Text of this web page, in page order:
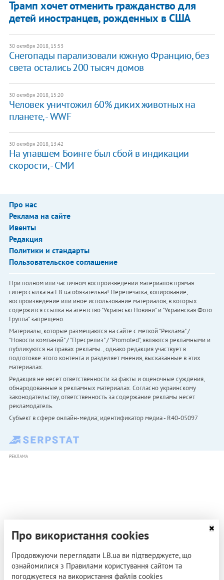
Трамп хочет отменить гражданство для
детей иностранцев, рожденных в США
30 октября 2018, 15:53
Снегопады парализовали южную Францию, без
света остались 200 тысяч домов
30 октября 2018, 15:20
Человек уничтожил 60% диких животных на
планете, - ​WWF
30 октября 2018, 13:42
На упавшем Боинге был сбой в индикации
скорости, - СМИ
Про нас
Реклама на сайте
Ивенты
Редакция
Политики и стандарты
Пользовательское соглашение
При полном или частичном воспроизведении материалов прямая
гиперссылка на LB.ua обязательна! Перепечатка, копирование,
воспроизведение или иное использование материалов, в которых
содержится ссылка на агентство "Українськi Новини" и "Украинская Фото
Группа" запрещено.
Материалы, которые размещаются на сайте с меткой "Реклама" /
"Новости компаний" / "Пресрелиз" / "Promoted", являются рекламными и
публикуются на правах рекламы. , однако редакция участвует в
подготовке этого контента и разделяет мнения, высказанные в этих
материалах.
Редакция не несет ответственности за факты и оценочные суждения,
обнародованные в рекламных материалах. Согласно украинскому
законодательству, ответственность за содержание рекламы несет
рекламодатель.
Субъект в сфере онлайн-медиа; идентификатор медиа - R40-05097
РЕКЛАМА
Про використання cookies
Продовжуючи переглядати LB.ua ви підтверджуєте, що
ознайомилися з Правилами користування сайтом та
погоджуєтеся на використання файлів cookies